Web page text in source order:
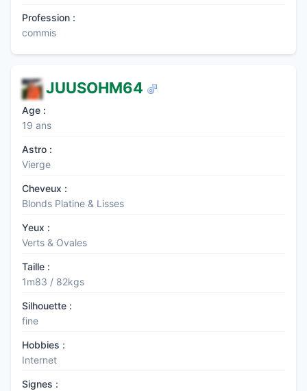
Profession :
commis
JUUSOHM64
Age :
19 ans
Astro :
Vierge
Cheveux :
Blonds Platine & Lisses
Yeux :
Verts & Ovales
Taille :
1m83 / 82kgs
Silhouette :
fine
Hobbies :
Internet
Signes :